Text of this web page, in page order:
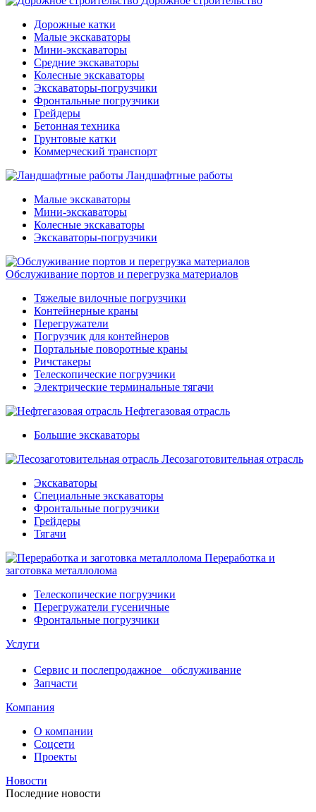
Дорожные катки
Малые экскаваторы
Мини-экскаваторы
Средние экскаваторы
Колесные экскаваторы
Экскаваторы-погрузчики
Фронтальные погрузчики
Грейдеры
Бетонная техника
Грунтовые катки
Коммерческий транспорт
Ландшафтные работы
Малые экскаваторы
Мини-экскаваторы
Колесные экскаваторы
Экскаваторы-погрузчики
Обслуживание портов и перегрузка материалов
Тяжелые вилочные погрузчики
Контейнерные краны
Перегружатели
Погрузчик для контейнеров
Портальные поворотные краны
Ричстакеры
Телескопические погрузчики
Электрические терминальные тягачи
Нефтегазовая отрасль
Большие экскаваторы
Лесозаготовительная отрасль
Экскаваторы
Специальные экскаваторы
Фронтальные погрузчики
Грейдеры
Тягачи
Переработка и
заготовка металлолома
Телескопические погрузчики
Перегружатели гусеничные
Фронтальные погрузчики
Услуги
Сервис и послепродажное обслуживание
Запчасти
Компания
О компании
Соцсети
Проекты
Новости
Последние новости